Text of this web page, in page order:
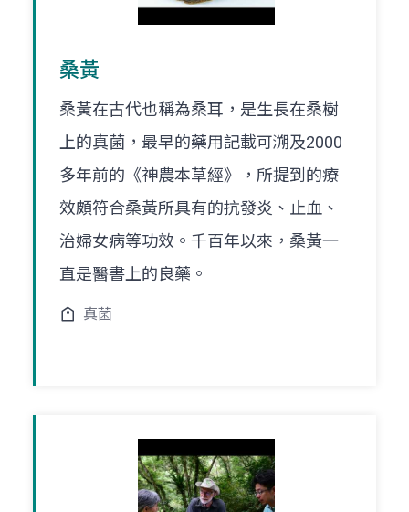
桑黃
桑黃在古代也稱為桑耳，是生長在桑樹
上的真菌，最早的藥用記載可溯及2000
多年前的《神農本草經》，所提到的療
效頗符合桑黃所具有的抗發炎、止血、
治婦女病等功效。千百年以來，桑黃一
直是醫書上的良藥。
真菌